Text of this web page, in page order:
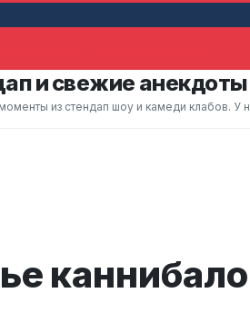
которая помахала ему рук
и свежие
из стендап шоу и камеди клабов. У